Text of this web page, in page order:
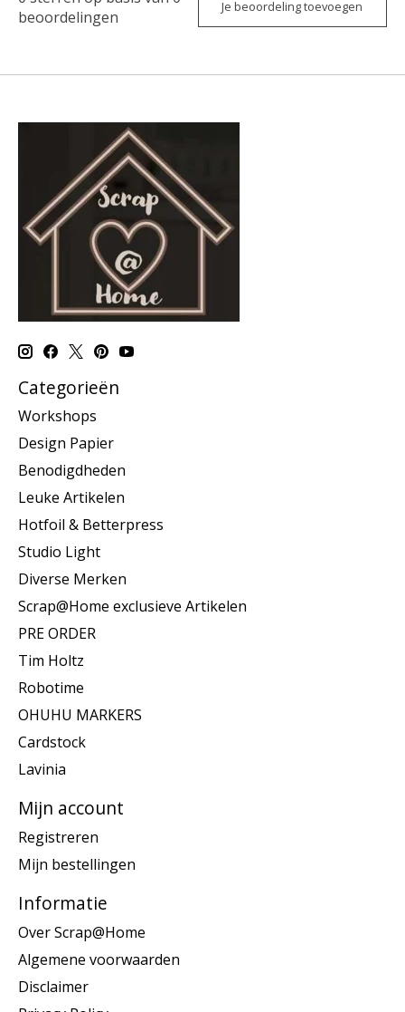
beoordelingen
Je beoordeling toevoegen
Categorieën
Workshops
Design Papier
Benodigdheden
Leuke Artikelen
Hotfoil & Betterpress
Studio Light
Diverse Merken
Scrap@Home exclusieve Artikelen
PRE ORDER
Tim Holtz
Robotime
OHUHU MARKERS
Cardstock
Lavinia
Mijn account
Registreren
Mijn bestellingen
Informatie
Over Scrap@Home
Algemene voorwaarden
Disclaimer